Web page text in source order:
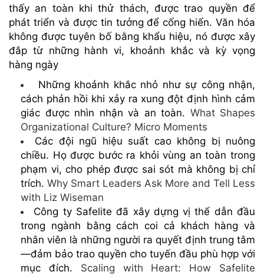
thấy an toàn khi thử thách, được trao quyền để
phát triển và được tin tưởng để cống hiến. Văn hóa
không được tuyên bố bằng khẩu hiệu, nó được xây
đắp từ những hành vi, khoảnh khắc và kỳ vọng
hàng ngày
Những khoảnh khắc nhỏ như sự công nhận,
cách phản hồi khi xảy ra xung đột định hình cảm
giác được nhìn nhận và an toàn. What Shapes
Organizational Culture? Micro Moments
Các đội ngũ hiệu suất cao không bị nuông
chiều. Họ được bước ra khỏi vùng an toàn trong
phạm vi, cho phép được sai sót mà không bị chỉ
trích. Why Smart Leaders Ask More and Tell Less
with Liz Wiseman
Công ty Safelite đã xây dựng vị thế dẫn đầu
trong ngành bằng cách coi cả khách hàng và
nhân viên là những người ra quyết định trung tâm
—đảm bảo trao quyền cho tuyến đầu phù hợp với
mục đích. Scaling with Heart: How Safelite